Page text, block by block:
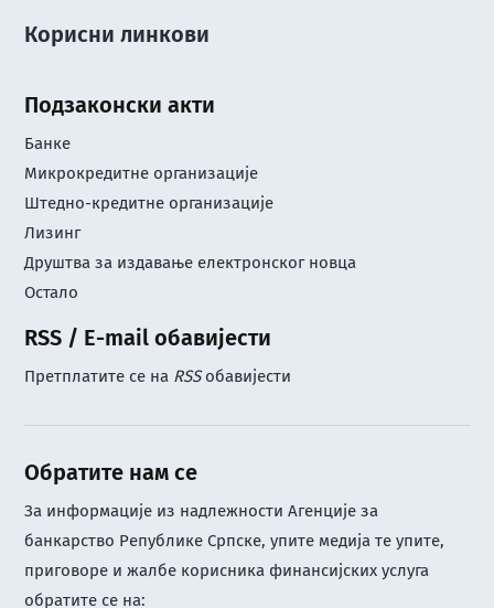
Корисни линкови
Подзаконски акти
Банке
Микрокредитне организације
Штедно-кредитне организације
Лизинг
Друштва за издавање електронског новца
Остало
RSS / E-mail обавијести
Претплатите се на RSSобавијести
Обратите нам се
За информације из надлежности Агенције за
банкарство Републике Српске, упите медија те упите,
приговоре и жалбе корисника финансијских услуга
обратите се на: